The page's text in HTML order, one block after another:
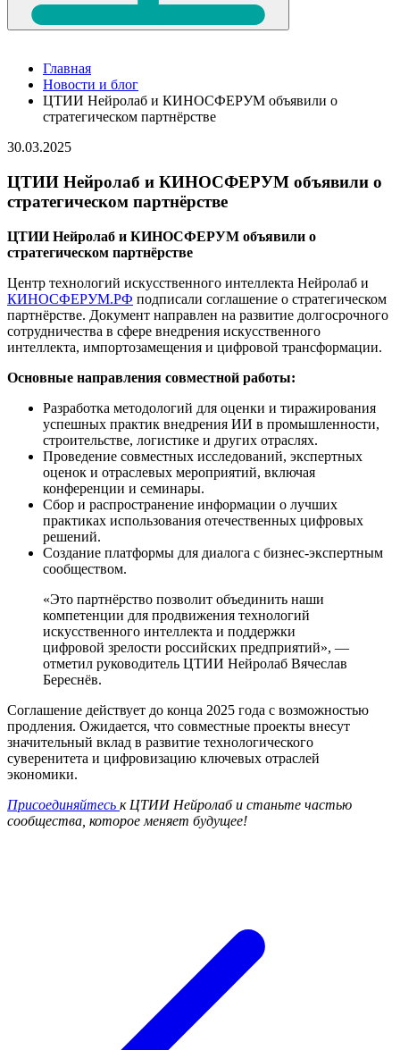
Главная
Новости и блог
ЦТИИ Нейролаб и КИНОСФЕРУМ объявили о
стратегическом партнёрстве
30.03.2025
ЦТИИ Нейролаб и КИНОСФЕРУМ объявили о
стратегическом партнёрстве
ЦТИИ Нейролаб и КИНОСФЕРУМ объявили о
стратегическом партнёрстве
Центр технологий искусственного интеллекта Нейролаб и
КИНОСФЕРУМ.РФ подписали соглашение о стратегическом
партнёрстве. Документ направлен на развитие долгосрочного
сотрудничества в сфере внедрения искусственного
интеллекта, импортозамещения и цифровой трансформации.
Основные направления совместной работы:
Разработка методологий для оценки и тиражирования
успешных практик внедрения ИИ в промышленности,
строительстве, логистике и других отраслях.
Проведение совместных исследований, экспертных
оценок и отраслевых мероприятий, включая
конференции и семинары.
Сбор и распространение информации о лучших
практиках использования отечественных цифровых
решений.
Создание платформы для диалога с бизнес-экспертным
сообществом.
«Это партнёрство позволит объединить наши
компетенции для продвижения технологий
искусственного интеллекта и поддержки
цифровой зрелости российских предприятий», —
отметил руководитель ЦТИИ Нейролаб Вячеслав
Береснёв.
Соглашение действует до конца 2025 года с возможностью
продления. Ожидается, что совместные проекты внесут
значительный вклад в развитие технологического
суверенитета и цифровизацию ключевых отраслей
экономики.
Присоединяйтесь к ЦТИИ Нейролаб и станьте частью
сообщества, которое меняет будущее!